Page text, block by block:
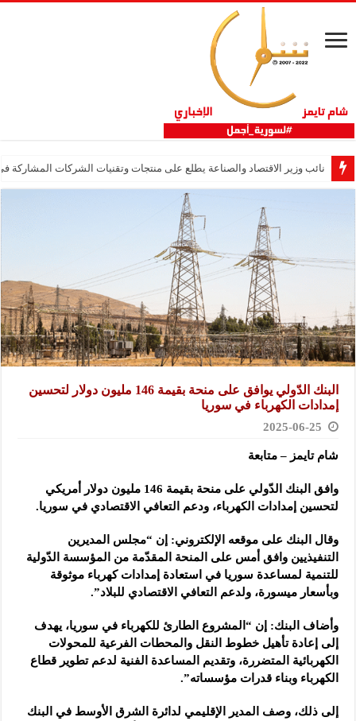
نائب وزير الاقتصاد والصناعة يطلع على منتجات وتقنيات الشركات المشاركة في
البنك الدّولي يوافق على منحة بقيمة 146 مليون دولار لتحسين
إمدادات الكهرباء في سوريا
2025-06-25
شام تايمز – متابعة
وافق البنك الدّولي على منحة بقيمة 146 مليون دولار أمريكي
لتحسين إمدادات الكهرباء، ودعم التعافي الاقتصادي في سوريا.
وقال البنك على موقعه الإلكتروني: إن “مجلس المديرين
التنفيذيين وافق أمس على المنحة المقدّمة من المؤسسة الدّولية
للتنمية لمساعدة سوريا في استعادة إمدادات كهرباء موثوقة
وبأسعار ميسورة، ولدعم التعافي الاقتصادي للبلاد”.
وأضاف البنك: إن “المشروع الطارئ للكهرباء في سوريا، يهدف
إلى إعادة تأهيل خطوط النقل والمحطات الفرعية للمحولات
الكهربائية المتضررة، وتقديم المساعدة الفنية لدعم تطوير قطاع
الكهرباء وبناء قدرات مؤسساته”.
إلى ذلك، وصف المدير الإقليمي لدائرة الشرق الأوسط في البنك